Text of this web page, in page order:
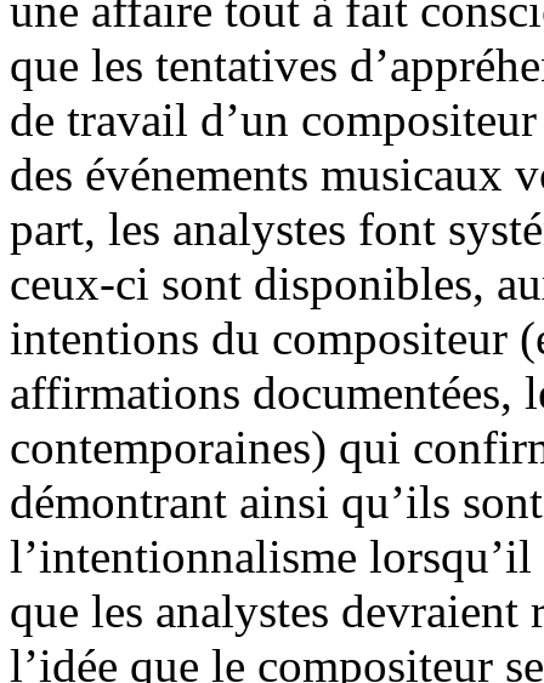
que les tentatives
de travail d’un
des événements musicaux
part, les analystes font
ceux-ci sont disponibles,
intentions du compositeur
affirmations documentées,
contemporaines) qui
démontrant ainsi qu’ils
l’intentionnalisme
que les analystes
l’idée que le compositeur